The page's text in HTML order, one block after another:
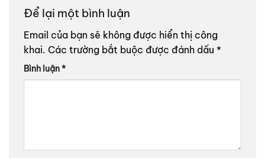
Để lại một bình luận
Email của bạn sẽ không được hiển thị công
khai. Các trường bắt buộc được đánh dấu *
Bình luận*